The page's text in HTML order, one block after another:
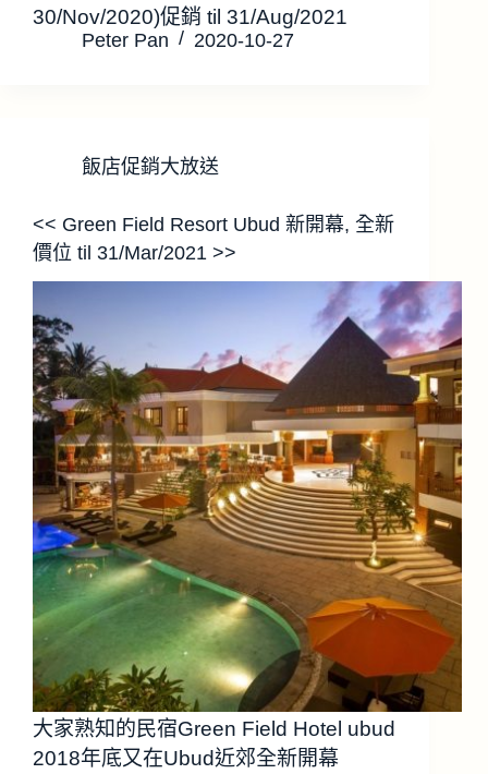
30/Nov/2020)促銷 til 31/Aug/2021
Peter Pan 2020-10-27
飯店促銷大放送
<< Green Field Resort Ubud 新開幕, 全新
價位 til 31/Mar/2021 >>
大家熟知的民宿Green Field Hotel ubud
2018年底又在Ubud近郊全新開幕